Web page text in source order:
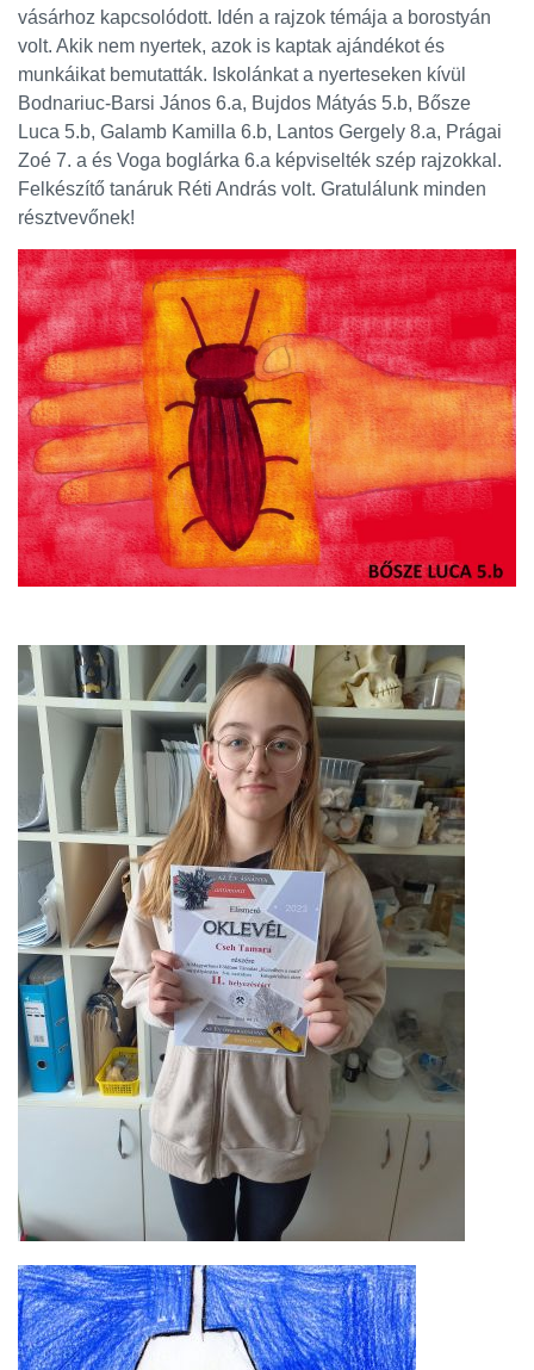
vásárhoz kapcsolódott. Idén a rajzok témája a borostyán
volt. Akik nem nyertek, azok is kaptak ajándékot és
munkáikat bemutatták. Iskolánkat a nyerteseken kívül
Bodnariuc-Barsi János 6.a, Bujdos Mátyás 5.b, Bősze
Luca 5.b, Galamb Kamilla 6.b, Lantos Gergely 8.a, Prágai
Zoé 7. a és Voga boglárka 6.a képviselték szép rajzokkal.
Felkészítő tanáruk Réti András volt. Gratulálunk minden
résztvevőnek!